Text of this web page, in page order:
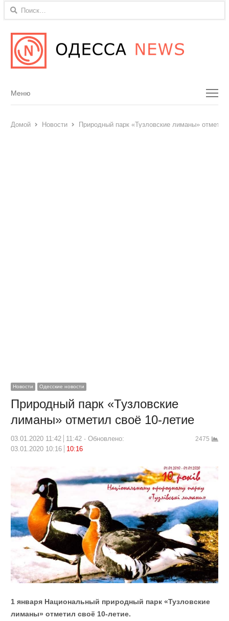
Найти:
Menu
Меню
Домой Новости Природный парк «Тузловские лиманы» отметил
Новости Одесские новости
Природный парк «Тузловские
лиманы» отметил своё 10-летие
03.01.2020 11:42 11:42
Обновлено:
03.01.2020 10:16
10:16
2475
1 января Национальный природный парк «Тузловские
лиманы» отметил своё 10-летие.